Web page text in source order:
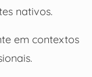
nativos.
em contextos